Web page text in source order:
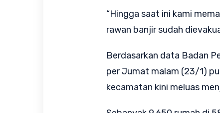
“Hingga saat ini kami
rawan banjir sudah
Berdasarkan data Badan
per Jumat malam (23/1)
kecamatan kini meluas